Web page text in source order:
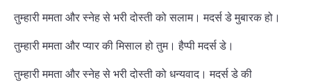
तुम्हारी ममता और स्नेह से भरी दोस्ती को सलाम। मदर्स डे मुबारक हो।
तुम्हारी ममता और प्यार की मिसाल हो तुम। हैप्पी मदर्स डे।
तुम्हारी ममता और स्नेह से भरी दोस्ती को धन्यवाद। मदर्स डे की